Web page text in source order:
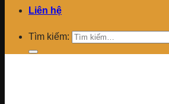
Liên hệ
Tìm kiếm: